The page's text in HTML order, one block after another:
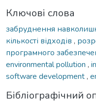
Ключові слова
забруднення
кількості відходів ,
програмного
environmental pollution ,
software development,
Бібліографічний